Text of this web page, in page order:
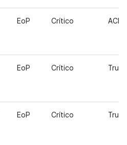
EoP Crítico ACPM
EoP Crítico
EoP Crítico